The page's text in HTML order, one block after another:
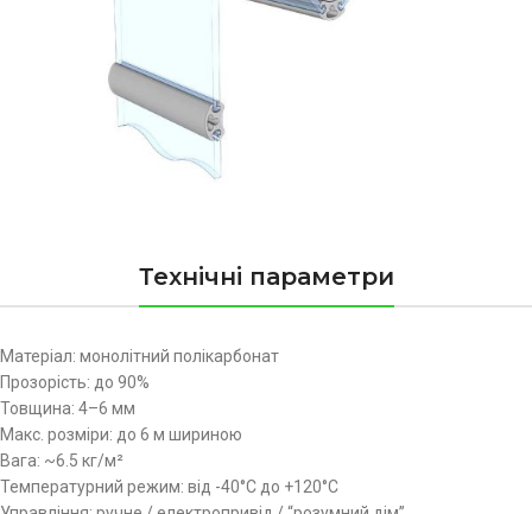
Технічні параметри
Матеріал: монолітний полікарбонат
Прозорість: до 90%
Товщина: 4–6 мм
Макс. розміри: до 6 м шириною
Вага: ~6.5 кг/м²
Температурний режим: від -40°C до +120°C